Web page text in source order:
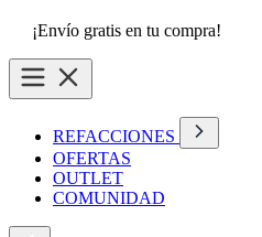
¡Envío gratis en tu compra!
REFACCIONES
OFERTAS
OUTLET
COMUNIDAD